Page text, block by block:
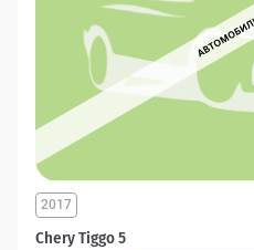
Chery Tiggo 5
2017